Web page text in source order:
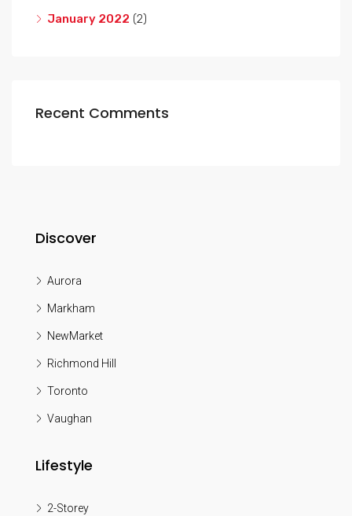
January 2022 (2)
Recent Comments
Discover
Aurora
Markham
NewMarket
Richmond Hill
Toronto
Vaughan
Lifestyle
2-Storey